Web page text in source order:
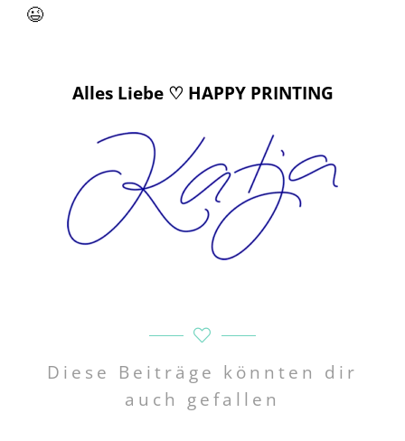
😉
Alles Liebe ♡ HAPPY PRINTING
Diese Beiträge könnten dir
auch gefallen